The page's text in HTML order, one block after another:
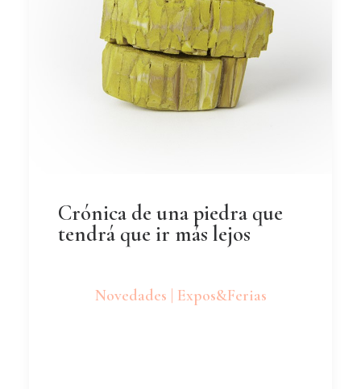
Crónica de una piedra que
tendrá que ir más lejos
Novedades | Expos&Ferias